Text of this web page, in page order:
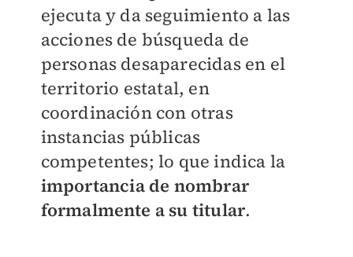
ejecuta y da seguimiento a las
acciones de búsqueda de
personas desaparecidas en el
territorio estatal, en
coordinación con otras
instancias públicas
competentes; lo que indica la
importancia de nombrar
formalmente a su titular.